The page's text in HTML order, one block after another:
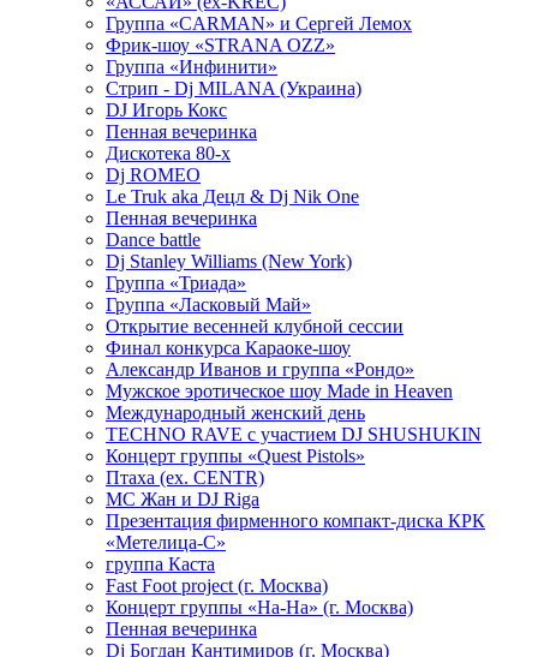
Группа «CARMAN» и Сергей Лемох
Фрик-шоу «STRANA OZZ»
Группа «Инфинити»
Стрип - Dj MILANA (Украина)
DJ Игорь Кокс
Пенная вечеринка
Дискотека 80-х
Dj ROMEO
Le Truk aka Децл & Dj Nik One
Пенная вечеринка
Dance battle
Dj Stanley Williams (New York)
Группа «Триада»
Группа «Ласковый Май»
Открытие весенней клубной сессии
Финал конкурса Караоке-шоу
Александр Иванов и группа «Рондо»
Мужское эротическое шоу Made in Heaven
Международный женский день
TECHNO RAVE с участием DJ SHUSHUKIN
Концерт группы «Quest Pistols»
Птаха (ex. CENTR)
МС Жан и DJ Riga
Презентация фирменного компакт-диска КРК
«Метелица-С»
группа Каста
Fast Foot project (г. Москва)
Концерт группы «На-На» (г. Москва)
Пенная вечеринка
Dj Богдан Кантимиров (г. Москва)